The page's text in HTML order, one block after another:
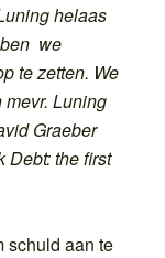
helaas
we
te zetten. We
Luning
Graeber
Debt: the first
schuld aan te